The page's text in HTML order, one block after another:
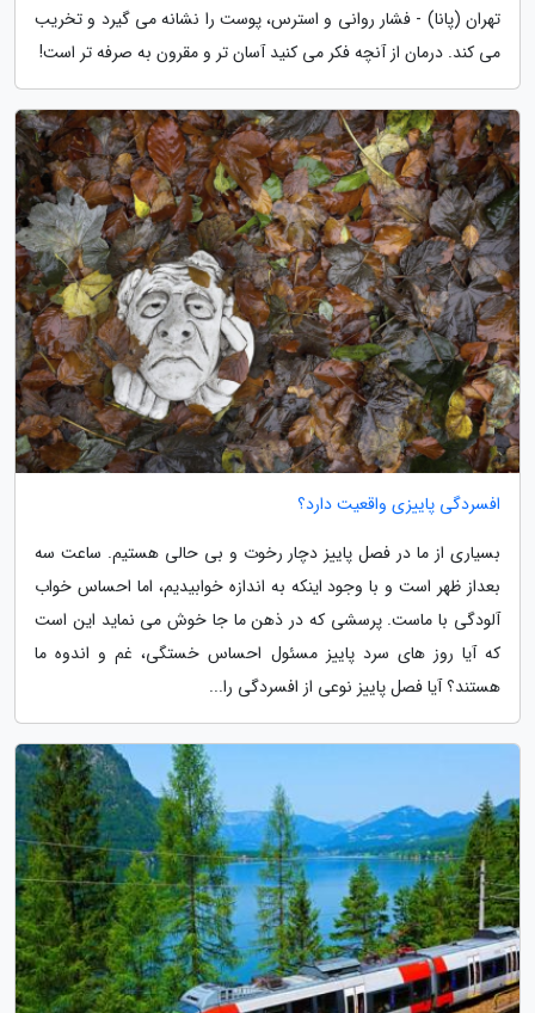
تهران (پانا) - فشار روانی و استرس، پوست را نشانه می گیرد و تخریب
می کند. درمان از آنچه فکر می کنید آسان تر و مقرون به صرفه تر است!
افسردگی پاییزی واقعیت دارد؟
بسیاری از ما در فصل پاییز دچار رخوت و بی حالی هستیم. ساعت سه
بعداز ظهر است و با وجود اینکه به اندازه خوابیدیم، اما احساس خواب
آلودگی با ماست. پرسشی که در ذهن ما جا خوش می نماید این است
که آیا روز های سرد پاییز مسئول احساس خستگی، غم و اندوه ما
هستند؟ آیا فصل پاییز نوعی از افسردگی را...